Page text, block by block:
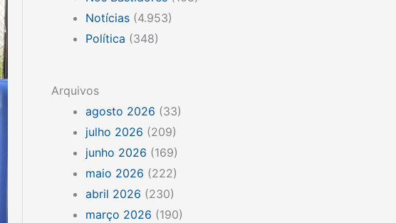
Notícias (4.953)
Política (348)
Arquivos
agosto 2026 (33)
julho 2026 (209)
junho 2026 (169)
maio 2026 (222)
abril 2026 (230)
março 2026 (190)